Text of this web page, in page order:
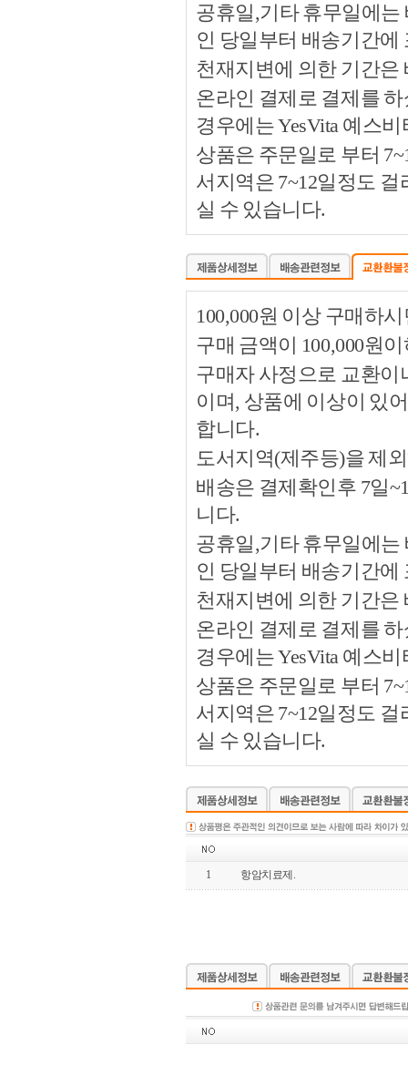
공휴일,기타 휴무일에
인 당일부터 배송기간에
천재지변에 의한 기간
온라인 결제로 결제를
경우에는 YesVita 예스
상품은 주문일로 부터
서지역은 7~12일정도
실 수 있습니다.
100,000원 이상 구매하
구매 금액이 100,000원
구매자 사정으로 교환이
이며, 상품에 이상이 있
합니다.
도서지역(제주등)을 제
배송은 결제확인후 7일
니다.
공휴일,기타 휴무일에
인 당일부터 배송기간에
천재지변에 의한 기간
온라인 결제로 결제를
경우에는 YesVita 예스
상품은 주문일로 부터
서지역은 7~12일정도
실 수 있습니다.
1 항암치료제.